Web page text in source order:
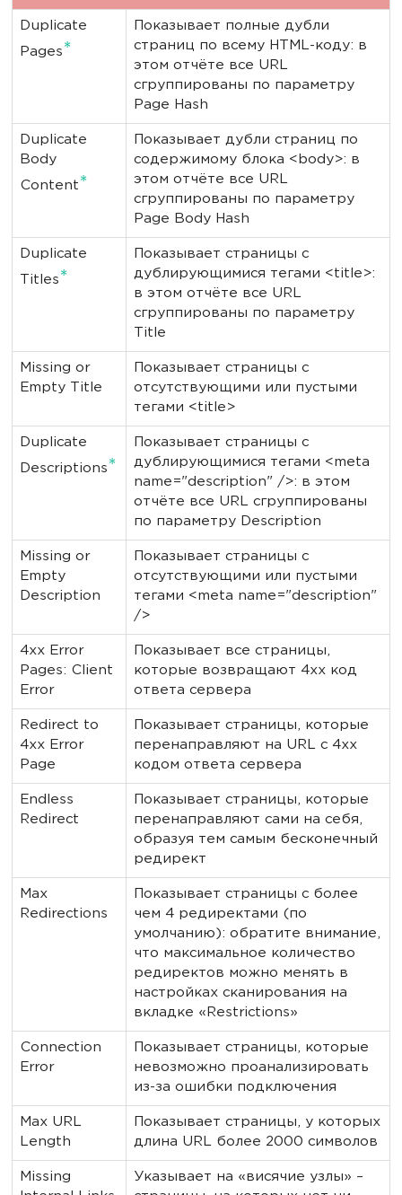
Duplicate
Pages*
Показывает полные дубли
страниц по всему HTML-коду: в
этом отчёте все URL
сгруппированы по параметру
Page Hash
Duplicate
Body
Content*
Показывает дубли страниц по
содержимому блока <body>: в
этом отчёте все URL
сгруппированы по параметру
Page Body Hash
Duplicate
Titles*
Показывает страницы с
дублирующимися тегами <title>:
в этом отчёте все URL
сгруппированы по параметру
Title
Missing or
Empty Title
Показывает страницы с
отсутствующими или пустыми
тегами <title>
Duplicate
Descriptions*
Показывает страницы с
дублирующимися тегами <meta
name="description" />: в этом
отчёте все URL сгруппированы
по параметру Description
Missing or
Empty
Description
Показывает страницы с
отсутствующими или пустыми
тегами <meta name="description"
/>
4xx Error
Pages: Client
Error
Показывает все страницы,
которые возвращают 4xx код
ответа сервера
Redirect to
4xx Error
Page
Показывает страницы, которые
перенаправляют на URL с 4xx
кодом ответа сервера
Endless
Redirect
Показывает страницы, которые
перенаправляют сами на себя,
образуя тем самым бесконечный
редирект
Max
Redirections
Показывает страницы с более
чем 4 редиректами (по
умолчанию): обратите внимание,
что максимальное количество
редиректов можно менять в
настройках сканирования на
вкладке «Restrictions»
Connection
Error
Показывает страницы, которые
невозможно проанализировать
из-за ошибки подключения
Max URL
Length
Показывает страницы, у которых
длина URL более 2000 символов
Missing
Указывает на «висячие узлы» –